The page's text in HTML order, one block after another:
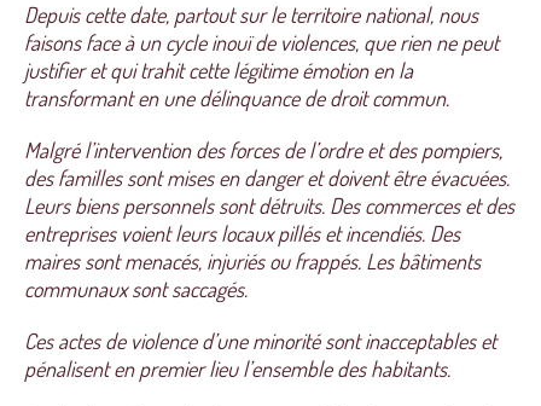
Depuis cette date, partout sur le territoire national, nous
faisons face à un cycle inouï de violences, que rien ne peut
justifier et qui trahit cette légitime émotion en la
transformant en une délinquance de droit commun.
Malgré l’intervention des forces de l’ordre et des pompiers,
des familles sont mises en danger et doivent être évacuées.
Leurs biens personnels sont détruits. Des commerces et des
entreprises voient leurs locaux pillés et incendiés. Des
maires sont menacés, injuriés ou frappés. Les bâtiments
communaux sont saccagés.
Ces actes de violence d’une minorité sont inacceptables et
pénalisent en premier lieu l’ensemble des habitants.